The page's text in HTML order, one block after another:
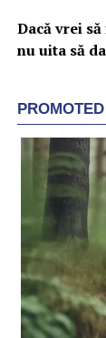
Dacă vrei
nu uita să